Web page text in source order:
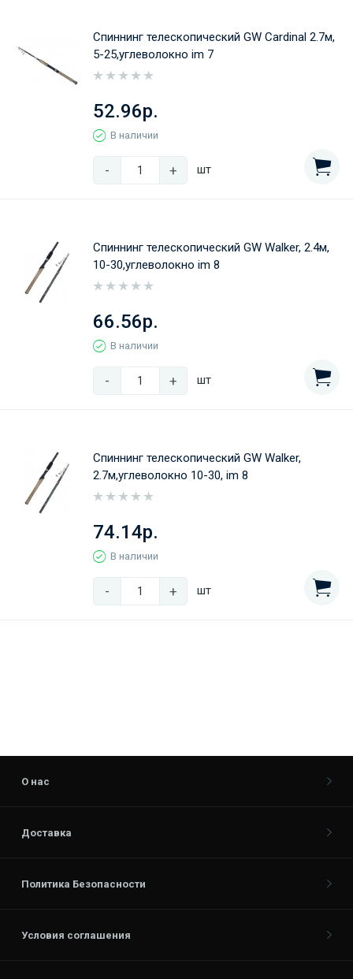
Спиннинг телескопический GW Cardinal 2.7м,
5-25,углеволокно im 7
52.96р.
В наличии
- + шт
Спиннинг телескопический GW Walker, 2.4м,
10-30,углеволокно im 8
66.56р.
В наличии
- + шт
Спиннинг телескопический GW Walker,
2.7м,углеволокно 10-30, im 8
74.14р.
В наличии
- + шт
О нас
Доставка
Политика Безопасности
Условия соглашения